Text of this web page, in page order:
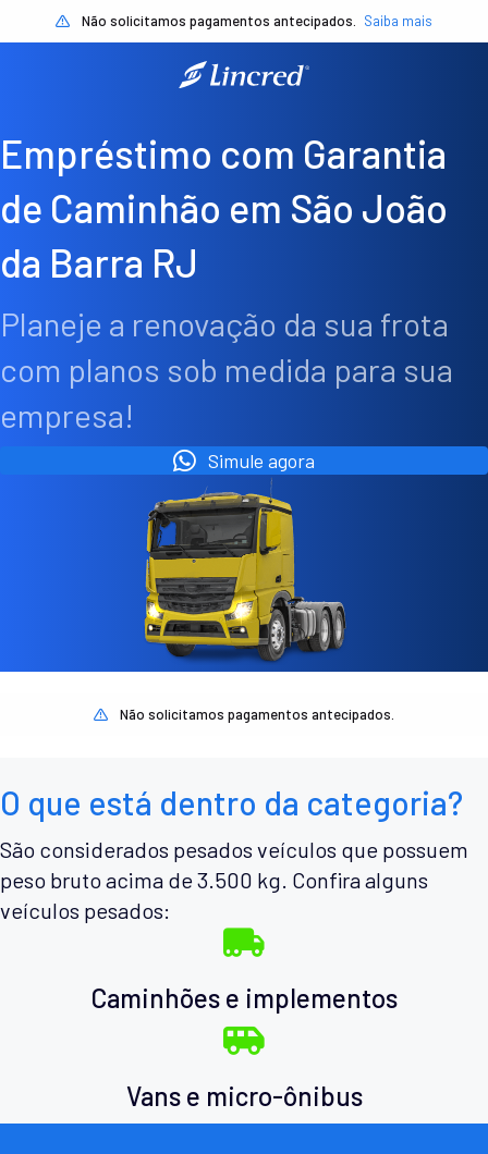
Não solicitamos pagamentos antecipados. Saiba mais
Empréstimo com Garantia
de Caminhão em São João
da Barra RJ
Planeje a renovação da sua frota
com planos sob medida para sua
empresa!
Simule agora
Não solicitamos pagamentos antecipados.
O que está dentro da categoria?
São considerados pesados veículos que possuem
peso bruto acima de 3.500 kg. Confira alguns
veículos pesados:
Caminhões e implementos
Vans e micro-ônibus